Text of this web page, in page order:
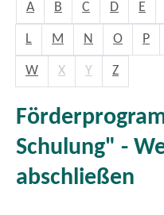
A B C D E
L M N O P
W X Y Z
Schulung" -
abschließen